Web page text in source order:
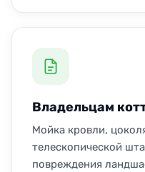
Владельцам
Мойка кровли,
телескопической
повреждения